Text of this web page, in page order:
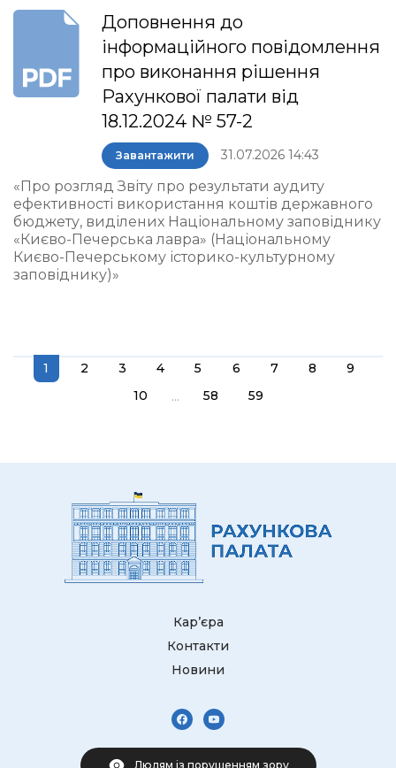
Доповнення до
інформаційного повідомлення
про виконання рішення
Рахункової палати від
18.12.2024 № 57-2
Завантажити 31.07.2026 14:43
«Про розгляд Звіту про результати аудиту
ефективності використання коштів державного
бюджету, виділених Національному заповіднику
«Києво-Печерська лавра» (Національному
Києво-Печерському історико-культурному
заповіднику)»
1 2 3 4 5 6 7 8
9
10
... 58 59
Кар’єра
Контакти
Новини
Людям із порушенням зору